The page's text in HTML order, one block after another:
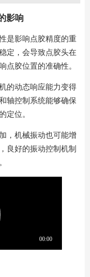
影响
是影响点胶精度的重
定，会导致点胶头在
点胶位置的准确性。
的动态响应能力变得
轴控制系统能够确保
定位。
，机械振动也可能增
良好的振动控制机制